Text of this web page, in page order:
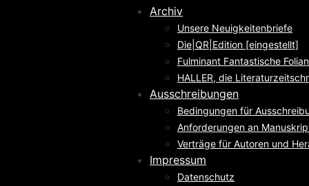
Archiv
Unsere Neuigkeitenbriefe
Die|QR|Edition [eingestellt]
Fulminant Fantastische
HALLER, die
Ausschreibungen
Bedingungen für
Anforderungen an
Verträge für Autoren und
Impressum
Datenschutz